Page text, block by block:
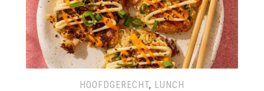
HOOFDGERECHT, LUNCH